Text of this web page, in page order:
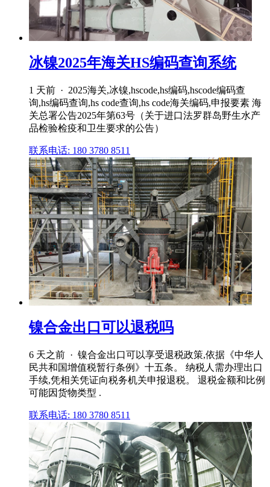
冰镍2025年海关HS编码查询系统
1 天前 · 2025海关,冰镍,hscode,hs编码,hscode编码查
询,hs编码查询,hs code查询,hs code海关编码,申报要素 海
关总署公告2025年第63号（关于进口法罗群岛野生水产
品检验检疫和卫生要求的公告）
联系电话: 180 3780 8511
镍合金出口可以退税吗
6 天之前 · 镍合金出口可以享受退税政策,依据《中华人
民共和国增值税暂行条例》十五条。 纳税人需办理出口
手续,凭相关凭证向税务机关申报退税。 退税金额和比例
可能因货物类型 .
联系电话: 180 3780 8511